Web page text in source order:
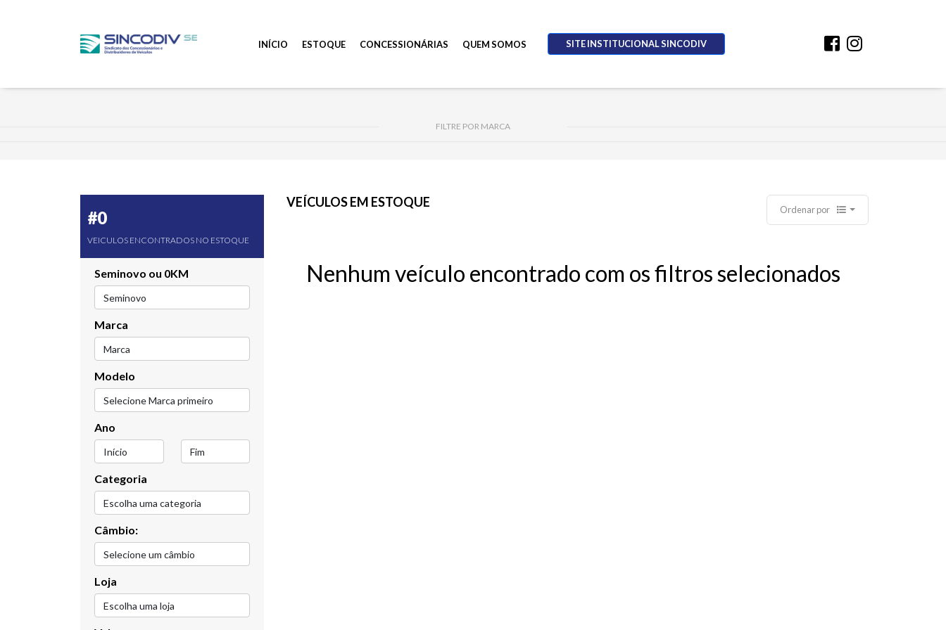
INÍCIO ESTOQUE CONCESSIONÁRIAS QUEM SOMOS SITE INSTITUCIONAL SINCODIV
FILTRE POR MARCA
#0
VEICULOS ENCONTRADOS NO ESTOQUE
Seminovo ou 0KM
Marca
Modelo
Ano
Categoria
Câmbio:
Loja
VEÍCULOS EM ESTOQUE Ordenar por
Nenhum veículo encontrado com os filtros selecionados